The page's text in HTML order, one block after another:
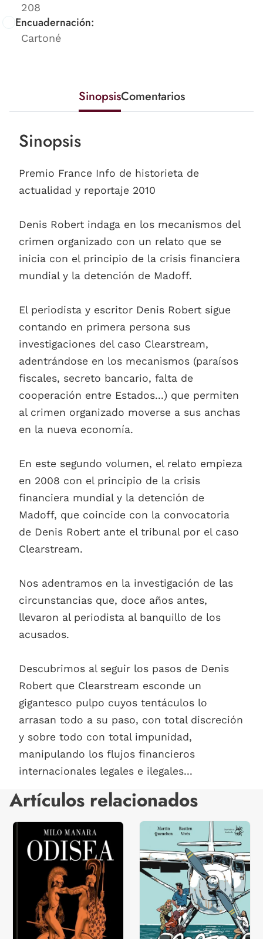
208
Encuadernación:
Cartoné
SinopsisComentarios
Sinopsis
Premio France Info de historieta de
actualidad y reportaje 2010
Denis Robert indaga en los mecanismos del
crimen organizado con un relato que se
inicia con el principio de la crisis financiera
mundial y la detención de Madoff.
El periodista y escritor Denis Robert sigue
contando en primera persona sus
investigaciones del caso Clearstream,
adentrándose en los mecanismos (paraísos
fiscales, secreto bancario, falta de
cooperación entre Estados...) que permiten
al crimen organizado moverse a sus anchas
en la nueva economía.
En este segundo volumen, el relato empieza
en 2008 con el principio de la crisis
financiera mundial y la detención de
Madoff, que coincide con la convocatoria
de Denis Robert ante el tribunal por el caso
Clearstream.
Nos adentramos en la investigación de las
circunstancias que, doce años antes,
llevaron al periodista al banquillo de los
acusados.
Descubrimos al seguir los pasos de Denis
Robert que Clearstream esconde un
gigantesco pulpo cuyos tentáculos lo
arrasan todo a su paso, con total discreción
y sobre todo con total impunidad,
manipulando los flujos financieros
internacionales legales e ilegales...
Artículos relacionados